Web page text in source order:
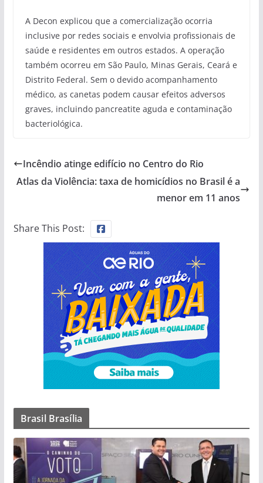
A Decon explicou que a comercialização ocorria
inclusive por redes sociais e envolvia profissionais de
saúde e residentes em outros estados. A operação
também ocorreu em São Paulo, Minas Gerais, Ceará e
Distrito Federal. Sem o devido acompanhamento
médico, as canetas podem causar efeitos adversos
graves, incluindo pancreatite aguda e contaminação
bacteriológica.
Incêndio atinge edifício no Centro do Rio
Atlas da Violência: taxa de homicídios no Brasil é a
menor em 11 anos
Share This Post:
Brasil Brasília